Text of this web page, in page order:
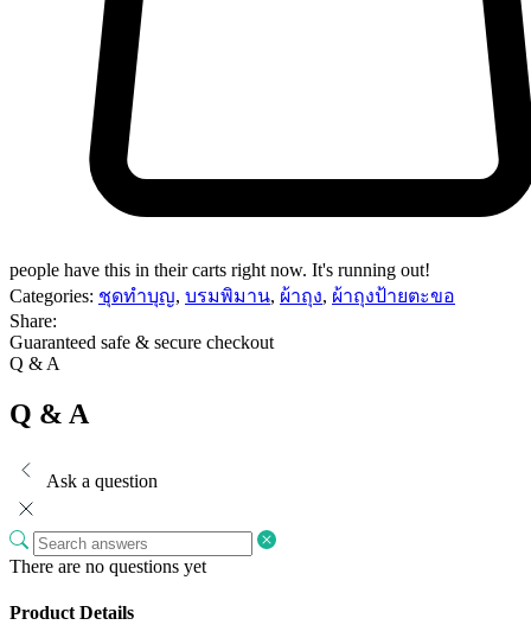
people have this in their carts right now. It's running out!
Categories: ชุดทำบุญ, บรมพิมาน, ผ้าถุง, ผ้าถุงป้ายตะขอ
Share:
Guaranteed safe & secure checkout
Q & A
Q & A
Ask a question
There are no questions yet
Product Details